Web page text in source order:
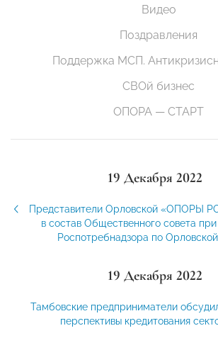
Видео
Поздравления
Поддержка МСП.
СВОй бизнес
ОПОРА — СТАРТ
19 Декабря 2022
Представители Орловской «ОПОРЫ
в состав Общественного совета
Роспотребнадзора по
19 Декабря 2022
Тамбовские предприниматели
перспективы кредитования